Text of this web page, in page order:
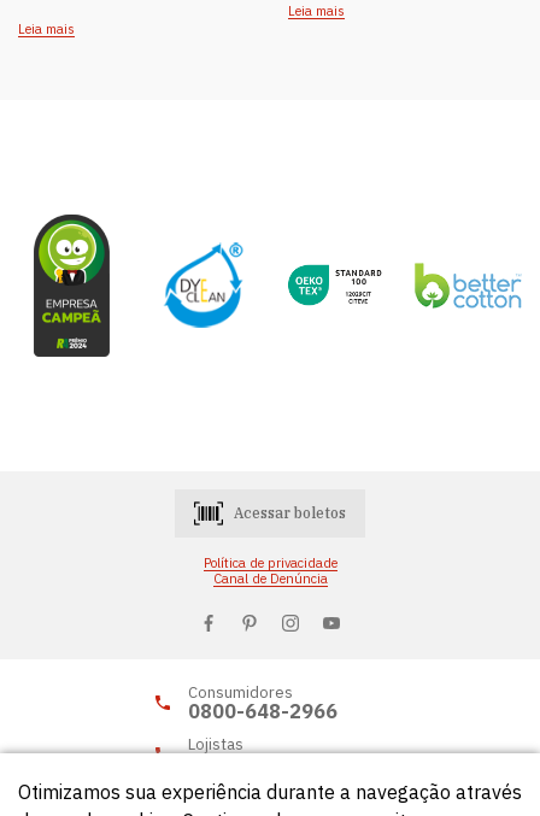
Leia mais
Leia mais
Acessar boletos
Política de privacidade
Canal de Denúncia
Consumidores
0800-648-2966
Lojistas
Otimizamos sua experiência durante a navegação através